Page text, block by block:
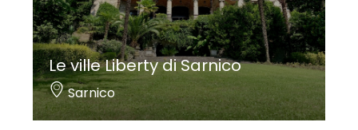
Le ville Liberty di Sarnico
Sarnico